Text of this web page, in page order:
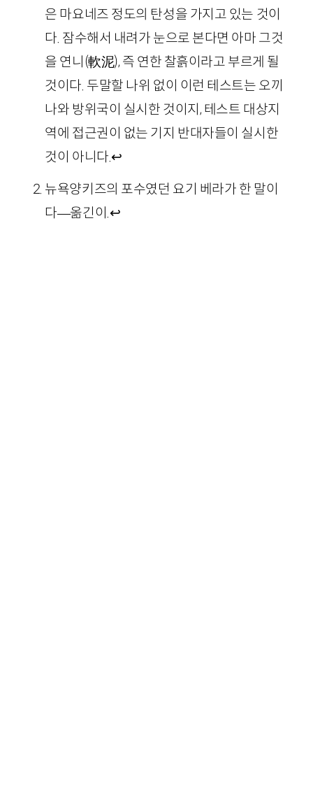
은 마요네즈 정도의 탄성을 가지고 있는 것이
다. 잠수해서 내려가 눈으로 본다면 아마 그것
을 연니(軟泥), 즉 연한 찰흙이라고 부르게 될
것이다. 두말할 나위 없이 이런 테스트는 오끼
나와 방위국이 실시한 것이지, 테스트 대상지
역에 접근권이 없는 기지 반대자들이 실시한
것이 아니다.↩
뉴욕양키즈의 포수였던 요기 베라가 한 말이
다—옮긴이.↩